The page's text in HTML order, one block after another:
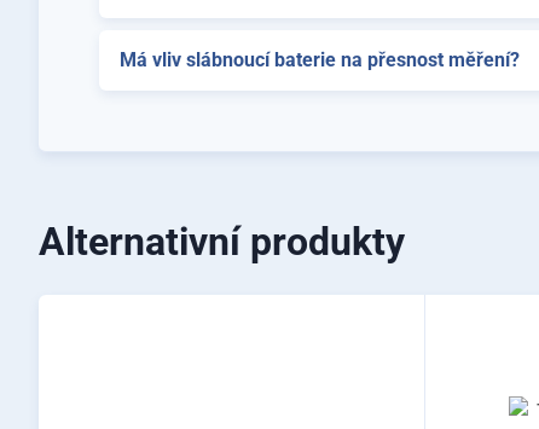
Má vliv slábnoucí baterie na přesnost měření?
Alternativní produkty